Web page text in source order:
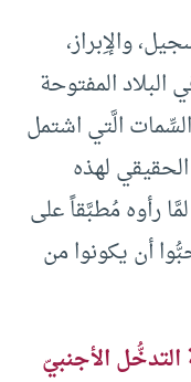
والإِبراز،
المفتوحة
الَّتي اشتمل
لهذه
رأوه مُطبَّقاً على
أن يكونوا من
الأجنبيّ